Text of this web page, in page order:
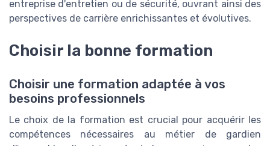
entreprise d'entretien ou de sécurité, ouvrant ainsi des
perspectives de carrière enrichissantes et évolutives.
Choisir la bonne formation
Choisir une formation adaptée à vos
besoins professionnels
Le choix de la formation est crucial pour acquérir les
compétences nécessaires au métier de gardien